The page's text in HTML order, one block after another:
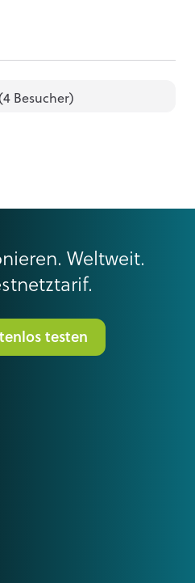
4 Besucher)
Weltweit.
testen